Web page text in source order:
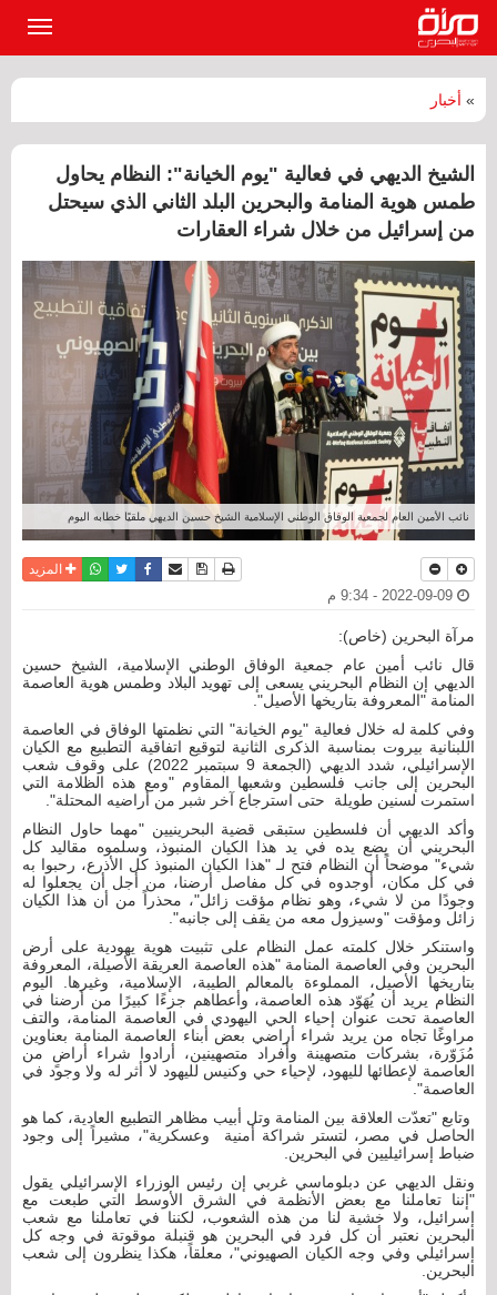
» أخبار
الشيخ الديهي في فعالية "يوم الخيانة": النظام يحاول
طمس هوية المنامة والبحرين البلد الثاني الذي سيحتل
من إسرائيل من خلال شراء العقارات
نائب الأمين العام لجمعية الوفاق الوطني الإسلامية الشيخ حسين الديهي ملقيًا خطابه اليوم
نسخة للطباعة
حفظ الموضوع
أرسل الى صديق
فيسبوكتويترواتسابالمزيد
مرآة البحرين (خاص):
قال نائب أمين عام جمعية الوفاق الوطني الإسلامية، الشيخ حسين
الديهي إن النظام البحريني يسعى إلى تهويد البلاد وطمس هوية العاصمة
المنامة "المعروفة بتاريخها الأصيل".
وفي كلمة له خلال فعالية "يوم الخيانة" التي نظمتها الوفاق في العاصمة
اللبنانية بيروت بمناسبة الذكرى الثانية لتوقيع اتفاقية التطبيع مع الكيان
الإسرائيلي، شدد الديهي (الجمعة 9 سبتمبر 2022) على وقوف شعب
البحرين إلى جانب فلسطين وشعبها المقاوم "ومع هذه الظلامة التي
استمرت لسنين طويلة حتى استرجاع آخر شبر من أراضيه المحتلة".
وأكد الديهي أن فلسطين ستبقى قضية البحرينيين "مهما حاول النظام
البحريني أن يضع يده في يد هذا الكيان المنبوذ، وسلموه مقاليد كل
شيء" موضحاً أن النظام فتح لـ "هذا الكيان المنبوذ كل الأذرع، رحبوا به
في كل مكان، أوجدوه في كل مفاصل أرضنا، من أجل أن يجعلوا له
وجودًا من لا شيء، وهو نظام مؤقت زائل"، محذراً من أن هذا الكيان
زائل ومؤقت "وسيزول معه من يقف إلى جانبه".
واستنكر خلال كلمته عمل النظام على تثبيت هوية يهودية على أرض
البحرين وفي العاصمة المنامة "هذه العاصمة العريقة الأصيلة، المعروفة
بتاريخها الأصيل، المملوءة بالمعالم الطيبة، الإسلامية، وغيرها. اليوم
النظام يريد أن يُهَوّد هذه العاصمة، وأعطاهم جزءًا كبيرًا من أرضنا في
العاصمة تحت عنوان إحياء الحي اليهودي في العاصمة المنامة، والتف
مراوغًا تجاه من يريد شراء أراضي بعض أبناء العاصمة المنامة بعناوين
مُزَوّرة، بشركات متصهينة وأفراد متصهينين، أرادوا شراء أراضٍ من
العاصمة لإعطائها لليهود، لإحياء حي وكنيس لليهود لا أثر له ولا وجود في
العاصمة".
وتابع "تعدّت العلاقة بين المنامة وتل أبيب مظاهر التطبيع العادية، كما هو
الحاصل في مصر، لتستر شراكة أمنية وعسكرية"، مشيراً إلى وجود
ضباط إسرائيليين في البحرين.
ونقل الديهي عن دبلوماسي غربي إن رئيس الوزراء الإسرائيلي يقول
"إننا تعاملنا مع بعض الأنظمة في الشرق الأوسط التي طبعت مع
إسرائيل، ولا خشية لنا من هذه الشعوب، لكننا في تعاملنا مع شعب
البحرين نعتبر أن كل فرد في البحرين هو قنبلة موقوتة في وجه كل
إسرائيلي وفي وجه الكيان الصهيوني"، معلقاً، هكذا ينظرون إلى شعب
البحرين.